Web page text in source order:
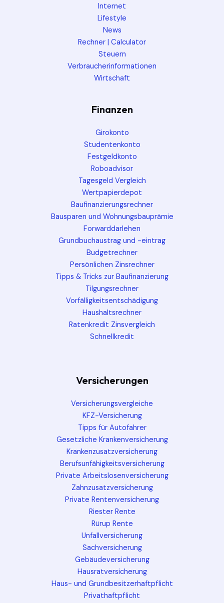
Internet
Lifestyle
News
Rechner | Calculator
Steuern
Verbraucherinformationen
Wirtschaft
Finanzen
Girokonto
Studentenkonto
Festgeldkonto
Roboadvisor
Tagesgeld Vergleich
Wertpapierdepot
Baufinanzierungsrechner
Bausparen und Wohnungsbauprämie
Forwarddarlehen
Grundbuchaustrag und -eintrag
Budgetrechner
Persönlichen Zinsrechner
Tipps & Tricks zur Baufinanzierung
Tilgungsrechner
Vorfälligkeitsentschädigung
Haushaltsrechner
Ratenkredit Zinsvergleich
Schnellkredit
Versicherungen
Versicherungsvergleiche
KFZ-Versicherung
Tipps für Autofahrer
Gesetzliche Krankenversicherung
Krankenzusatzversicherung
Berufsunfähigkeitsversicherung
Private Arbeitslosenversicherung
Zahnzusatzversicherung
Private Rentenversicherung
Riester Rente
Rürup Rente
Unfallversicherung
Sachversicherung
Gebäudeversicherung
Hausratversicherung
Haus- und Grundbesitzerhaftpflicht
Privathaftpflicht